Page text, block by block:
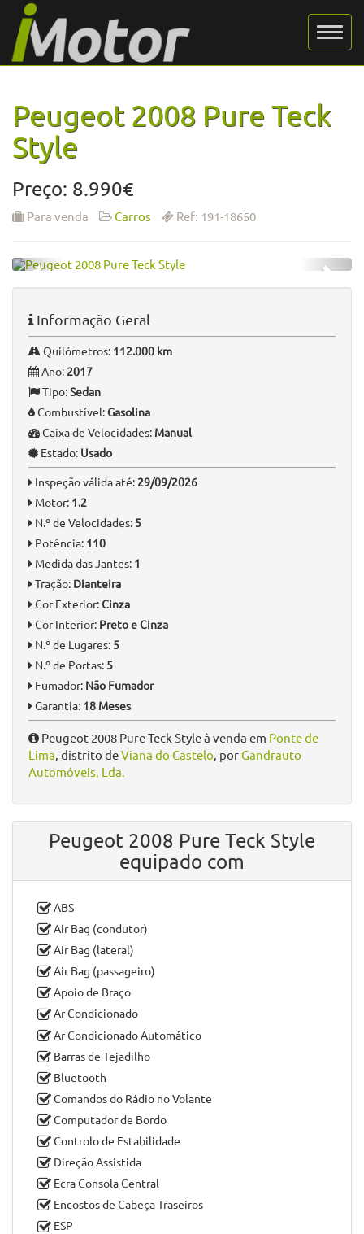
Peugeot 2008 Pure Teck
Style
Preço: 8.990€
Para venda Carros Ref: 191-18650
Informação Geral
Quilómetros: 112.000 km
Ano: 2017
Tipo:Sedan
Combustível:Gasolina
Caixa de Velocidades: Manual
Estado: Usado
Inspeção válida até: 29/09/2026
Motor: 1.2
N.º de Velocidades: 5
Potência: 110
Medida das Jantes: 1
Tração: Dianteira
Cor Exterior:Cinza
Cor Interior: Preto e Cinza
N.º de Lugares: 5
N.º de Portas: 5
Fumador: Não Fumador
Garantia: 18 Meses
Peugeot 2008 Pure Teck Style à venda em Ponte de
Lima, distrito deViana do Castelo, porGandrauto
Automóveis, Lda.
Peugeot 2008 Pure Teck Style
equipado com
ABS
Air Bag (condutor)
Air Bag (lateral)
Air Bag (passageiro)
Apoio de Braço
Ar Condicionado
Ar Condicionado Automático
Barras de Tejadilho
Bluetooth
Comandos do Rádio no Volante
Computador de Bordo
Controlo de Estabilidade
Direção Assistida
Ecra Consola Central
Encostos de Cabeça Traseiros
ESP